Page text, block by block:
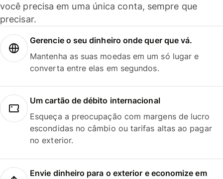
você precisa em uma única conta, sempre que
precisar.
Gerencie o seu dinheiro onde quer que vá.
Mantenha as suas moedas em um só lugar e
converta entre elas em segundos.
Um cartão de débito internacional
Esqueça a preocupação com margens de lucro
escondidas no câmbio ou tarifas altas ao pagar
no exterior.
Envie dinheiro para o exterior e economize em